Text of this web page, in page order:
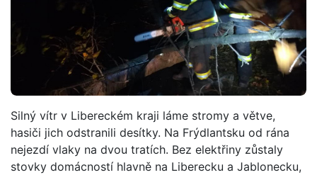
Silný vítr v Libereckém kraji láme stromy a větve,
hasiči jich odstranili desítky. Na Frýdlantsku od rána
nejezdí vlaky na dvou tratích. Bez elektřiny zůstaly
stovky domácností hlavně na Liberecku a Jablonecku,